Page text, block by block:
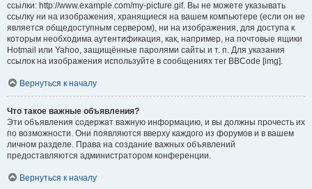
ссылки: http://www.example.com/my-picture.gif. Вы не можете указывать
ссылку ни на изображения, хранящиеся на вашем компьютере (если он не
является общедоступным сервером), ни на изображения, для доступа к
которым необходима аутентификация, как, например, на почтовые ящики
Hotmail или Yahoo, защищённые паролями сайты и т. п. Для указания
ссылок на изображения используйте в сообщениях тег BBCode [img].
Вернуться к началу
Что такое важные объявления?
Эти объявления содержат важную информацию, и вы должны прочесть их
по возможности. Они появляются вверху каждого из форумов и в вашем
личном разделе. Права на создание важных объявлений
предоставляются администратором конференции.
Вернуться к началу